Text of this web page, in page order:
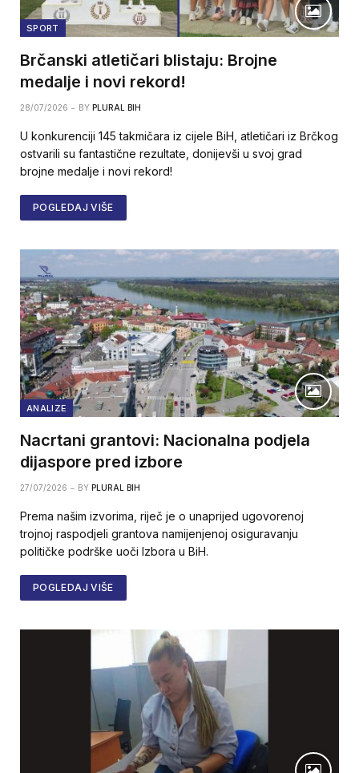
SPORT
Brčanski atletičari blistaju: Brojne
medalje i novi rekord!
28/07/2026 BY PLURAL BIH
U konkurenciji 145 takmičara iz cijele BiH, atletičari iz Brčkog
ostvarili su fantastične rezultate, donijevši u svoj grad
brojne medalje i novi rekord!
POGLEDAJ VIŠE
ANALIZE
Nacrtani grantovi: Nacionalna podjela
dijaspore pred izbore
27/07/2026 BY PLURAL BIH
Prema našim izvorima, riječ je o unaprijed ugovorenoj
trojnoj raspodjeli grantova namijenjenoj osiguravanju
političke podrške uoči Izbora u BiH.
POGLEDAJ VIŠE